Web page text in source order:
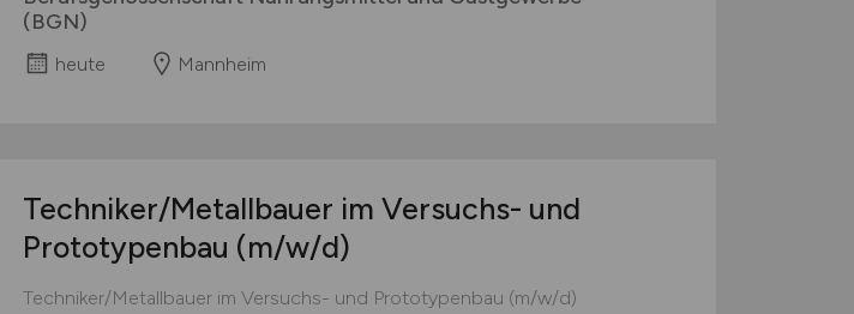
(BGN)
heute Mannheim
Techniker/Metallbauer im Versuchs- und
Prototypenbau (m/w/d)
Techniker/Metallbauer im Versuchs- und Prototypenbau (m/w/d)